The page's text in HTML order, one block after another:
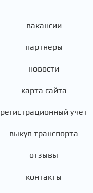
вакансии
партнеры
новости
карта сайта
регистрационный учёт
выкуп транспорта
отзывы
контакты